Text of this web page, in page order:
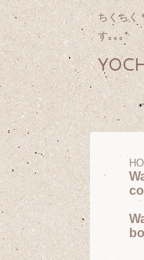
ちくちく
す｡｡｡*